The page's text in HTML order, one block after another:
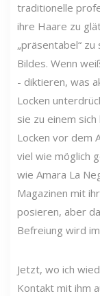
traditionelle
ihre Haare zu
„präsentabel“
Bildes. Wenn
- diktieren, was
Locken
sie zu einem
Locken vor dem
viel wie möglich
wie Amara La
Magazinen mit
posieren, aber
Befreiung wird
Jetzt, wo ich
Kontakt mit ihm